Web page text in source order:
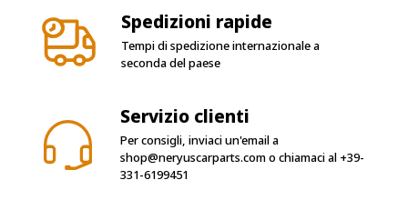
Spedizioni rapide
Tempi di spedizione internazionale a
seconda del paese
Servizio clienti
Per consigli, inviaci un'email a
shop@neryuscarparts.como chiamaci al +39-
331-6199451